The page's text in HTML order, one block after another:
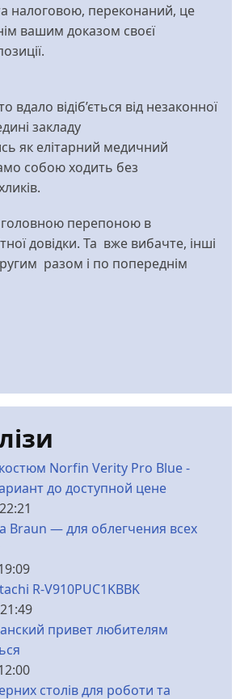
налоговою, переконаний, це
вашим доказом своєї
вдало відіб’ється від незаконної
закладу
як елітарний медичний
собою ходить без
головною перепоною в
довідки. Та вже вибачте, інші
разом і по попереднім
Norfin Verity Pro Blue -
до доступной цене
Braun — для облегчения всех
R-V910PUC1KBBK
привет любителям
столів для роботи та